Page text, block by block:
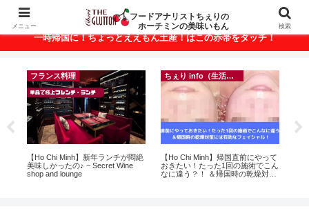
ベトナム・ホーチミンの美味いもんが満載！
一時帰国に！ちょっとええもん土産！はこの赤帯をタッチ！
フランス料理
【Ho Chi Minh】新年ランチが悶絶
美味しかったの♪ ~ Secret Wine
shop and lounge
ちぇり info（生活情報）
【Ho Chi Minh】帰国直前にやって
おきたい！たった1回の施術でこん
なに違う？！ ＆帰国時の乾燥対策
メニュー
フードアナリストちぇりの
ホーチミンの美味いもん
検索